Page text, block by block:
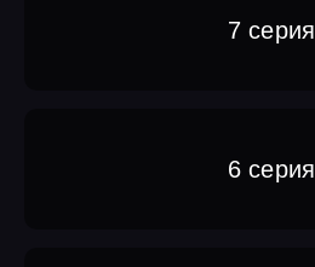
7 серия
6 серия